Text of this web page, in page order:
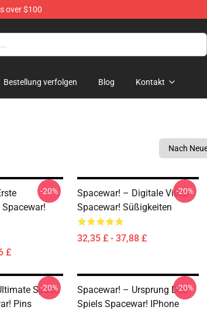
over $100
Bestellung verfolgen Blog Kontakt
£
-20%
Spacewar! – Digitale Vibes
Spacewar! Süßigkeiten
32,35 £ - 37,88 £
-20%
Space
Pins
-20%
Spacewar! – Ursprung Des
Spiels Spacewar! IPhone
-20%